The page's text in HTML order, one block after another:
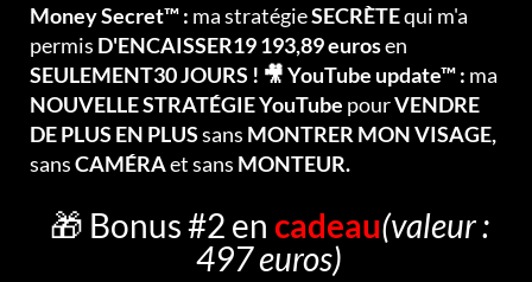
Money Secret™ : ma stratégieSECRÈTEqui m'a
permis D'ENCAISSER19 193,89 eurosen
SEULEMENT30 JOURS ! 🎥 YouTube update™ : ma
NOUVELLE STRATÉGIE YouTube pourVENDRE
DE PLUS EN PLUSsans MONTRER MON VISAGE,
sansCAMÉRAet sans MONTEUR.
🎁 Bonus #2 en cadeau(valeur :
497 euros)